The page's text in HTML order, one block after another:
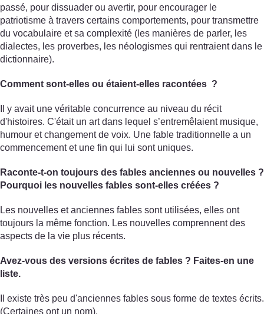
passé, pour dissuader ou avertir, pour encourager le
patriotisme à travers certains comportements, pour transmettre
du vocabulaire et sa complexité (les manières de parler, les
dialectes, les proverbes, les néologismes qui rentraient dans le
dictionnaire).
Comment sont-elles ou étaient-elles racontées ?
Il y avait une véritable concurrence au niveau du récit
d'histoires. C'était un art dans lequel s’entremêlaient musique,
humour et changement de voix. Une fable traditionnelle a un
commencement et une fin qui lui sont uniques.
Raconte-t-on toujours des fables anciennes ou nouvelles ?
Pourquoi les nouvelles fables sont-elles créées ?
Les nouvelles et anciennes fables sont utilisées, elles ont
toujours la même fonction. Les nouvelles comprennent des
aspects de la vie plus récents.
Avez-vous des versions écrites de fables ? Faites-en une
liste.
Il existe très peu d'anciennes fables sous forme de textes écrits.
(Certaines ont un nom).